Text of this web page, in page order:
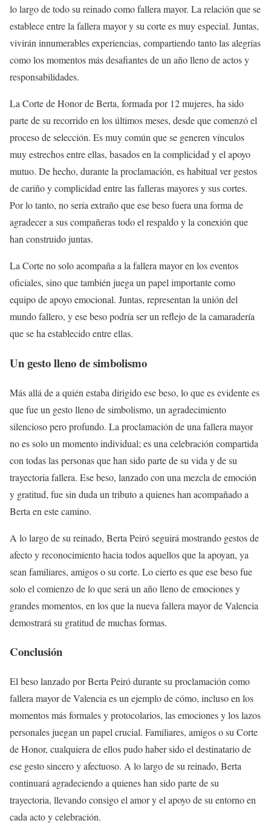
lo largo de todo su reinado como fallera mayor. La relación que se
establece entre la fallera mayor y su corte es muy especial. Juntas,
vivirán innumerables experiencias, compartiendo tanto las alegrías
como los momentos más desafiantes de un año lleno de actos y
responsabilidades.
La Corte de Honor de Berta, formada por 12 mujeres, ha sido
parte de su recorrido en los últimos meses, desde que comenzó el
proceso de selección. Es muy común que se generen vínculos
muy estrechos entre ellas, basados en la complicidad y el apoyo
mutuo. De hecho, durante la proclamación, es habitual ver gestos
de cariño y complicidad entre las falleras mayores y sus cortes.
Por lo tanto, no sería extraño que ese beso fuera una forma de
agradecer a sus compañeras todo el respaldo y la conexión que
han construido juntas.
La Corte no solo acompaña a la fallera mayor en los eventos
oficiales, sino que también juega un papel importante como
equipo de apoyo emocional. Juntas, representan la unión del
mundo fallero, y ese beso podría ser un reflejo de la camaradería
que se ha establecido entre ellas.
Un gesto lleno de simbolismo
Más allá de a quién estaba dirigido ese beso, lo que es evidente es
que fue un gesto lleno de simbolismo, un agradecimiento
silencioso pero profundo. La proclamación de una fallera mayor
no es solo un momento individual; es una celebración compartida
con todas las personas que han sido parte de su vida y de su
trayectoria fallera. Ese beso, lanzado con una mezcla de emoción
y gratitud, fue sin duda un tributo a quienes han acompañado a
Berta en este camino.
A lo largo de su reinado, Berta Peiró seguirá mostrando gestos de
afecto y reconocimiento hacia todos aquellos que la apoyan, ya
sean familiares, amigos o su corte. Lo cierto es que ese beso fue
solo el comienzo de lo que será un año lleno de emociones y
grandes momentos, en los que la nueva fallera mayor de Valencia
demostrará su gratitud de muchas formas.
Conclusión
El beso lanzado por Berta Peiró durante su proclamación como
fallera mayor de Valencia es un ejemplo de cómo, incluso en los
momentos más formales y protocolarios, las emociones y los lazos
personales juegan un papel crucial. Familiares, amigos o su Corte
de Honor, cualquiera de ellos pudo haber sido el destinatario de
ese gesto sincero y afectuoso. A lo largo de su reinado, Berta
continuará agradeciendo a quienes han sido parte de su
trayectoria, llevando consigo el amor y el apoyo de su entorno en
cada acto y celebración.